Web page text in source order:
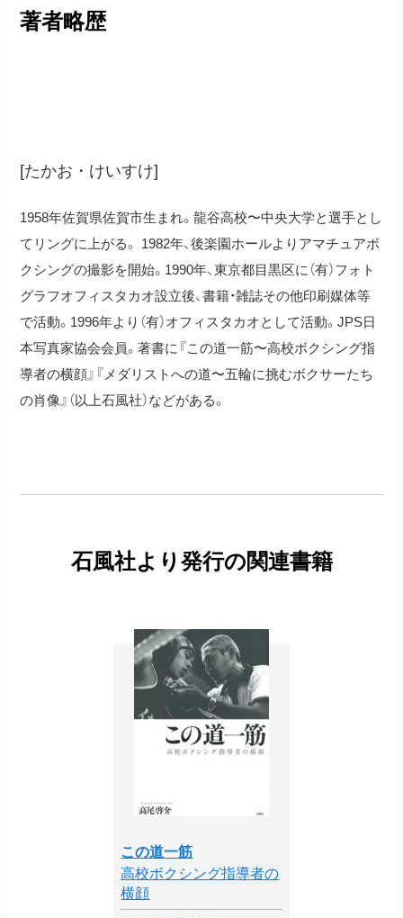
著者略歴
[たかお・けいすけ]
1958年佐賀県佐賀市生まれ。龍谷高校〜中央大学と選手とし
てリングに上がる。 1982年、後楽園ホールよりアマチュアボ
クシングの撮影を開始。1990年、東京都目黒区に（有）フォト
グラフオフィスタカオ設立後、書籍・雑誌その他印刷媒体等
で活動。1996年より（有）オフィスタカオとして活動。JPS日
本写真家協会会員。著書に『この道一筋〜高校ボクシング指
導者の横顔』『メダリストへの道〜五輪に挑むボクサーたち
の肖像』（以上石風社）などがある。
石風社より発行の関連書籍
この道一筋
高校ボクシング指導者の
横顔